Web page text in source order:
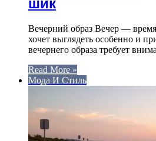
Вечерний образ Вечер —
хочет выглядеть особенно и
вечернего образа требует
Read More »
Мода И Стиль